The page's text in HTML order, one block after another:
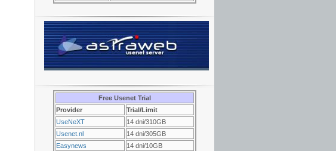
Free Usenet Trial
Provider
Trial/Limit
UseNeXT
14 dni/310GB
Usenet.nl
14 dni/305GB
Easynews
14 dni/10GB